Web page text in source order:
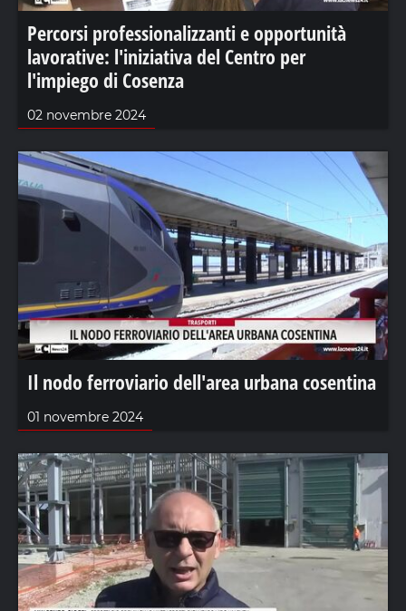
Percorsi professionalizzanti e opportunità
lavorative: l'iniziativa del Centro per
l'impiego di Cosenza
02 novembre 2024
Il nodo ferroviario dell'area urbana cosentina
01 novembre 2024